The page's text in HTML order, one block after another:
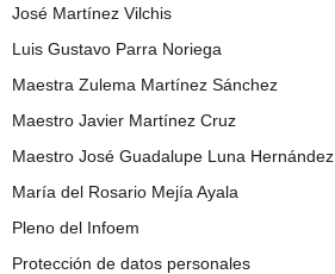
José Martínez Vilchis
Luis Gustavo Parra Noriega
Maestra Zulema Martínez Sánchez
Maestro Javier Martínez Cruz
Maestro José Guadalupe Luna Hernández
María del Rosario Mejía Ayala
Pleno del Infoem
Protección de datos personales